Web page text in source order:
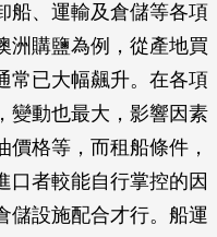
船、運輸及倉儲等各項
洲購鹽為例，從產地買
常已大幅飆升。在各項
變動也最大，影響因素
格等，而租船條件，
口者較能自行掌控的因
儲設施配合才行。船運